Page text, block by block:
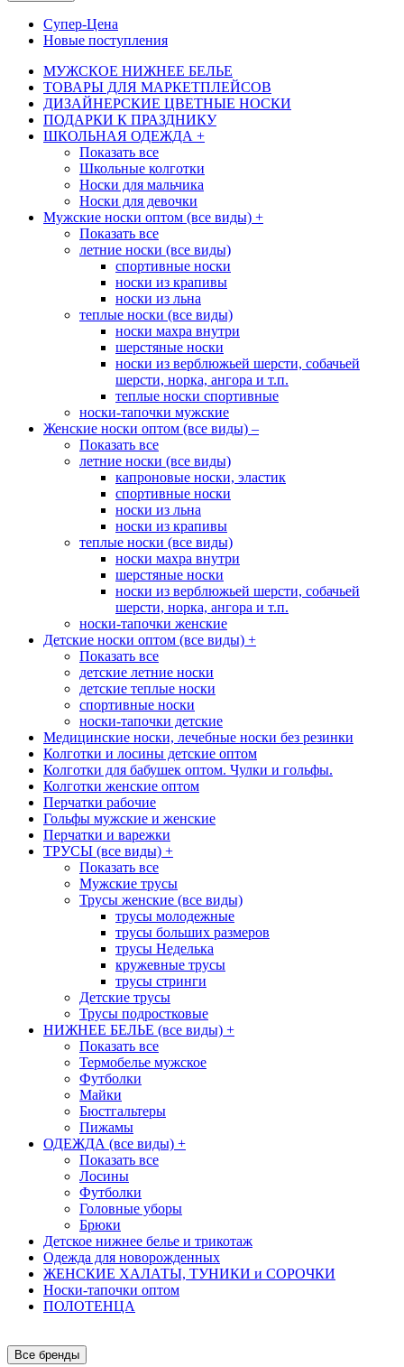
Супер-Цена
Новые поступления
МУЖСКОЕ НИЖНЕЕ БЕЛЬЕ
ТОВАРЫ ДЛЯ МАРКЕТПЛЕЙСОВ
ДИЗАЙНЕРСКИЕ ЦВЕТНЫЕ НОСКИ
ПОДАРКИ К ПРАЗДНИКУ
ШКОЛЬНАЯ ОДЕЖДА +
Показать все
Школьные колготки
Носки для мальчика
Носки для девочки
Мужские носки оптом (все виды) +
Показать все
летние носки (все виды)
спортивные носки
носки из крапивы
носки из льна
теплые носки (все виды)
носки махра внутри
шерстяные носки
носки из верблюжьей шерсти, собачьей
шерсти, норка, ангора и т.п.
теплые носки спортивные
носки-тапочки мужские
Женские носки оптом (все виды) –
Показать все
летние носки (все виды)
капроновые носки, эластик
спортивные носки
носки из льна
носки из крапивы
теплые носки (все виды)
носки махра внутри
шерстяные носки
носки из верблюжьей шерсти, собачьей
шерсти, норка, ангора и т.п.
носки-тапочки женские
Детские носки оптом (все виды) +
Показать все
детские летние носки
детские теплые носки
спортивные носки
носки-тапочки детские
Медицинские носки, лечебные носки без резинки
Колготки и лосины детские оптом
Колготки для бабушек оптом. Чулки и гольфы.
Колготки женские оптом
Перчатки рабочие
Гольфы мужские и женские
Перчатки и варежки
ТРУСЫ (все виды) +
Показать все
Мужские трусы
Трусы женские (все виды)
трусы молодежные
трусы больших размеров
трусы Неделька
кружевные трусы
трусы стринги
Детские трусы
Трусы подростковые
НИЖНЕЕ БЕЛЬЕ (все виды) +
Показать все
Термобелье мужское
Футболки
Майки
Бюстгальтеры
Пижамы
ОДЕЖДА (все виды) +
Показать все
Лосины
Футболки
Головные уборы
Брюки
Детское нижнее белье и трикотаж
Одежда для новорожденных
ЖЕНСКИЕ ХАЛАТЫ, ТУНИКИ и СОРОЧКИ
Носки-тапочки оптом
ПОЛОТЕНЦА
Все бренды